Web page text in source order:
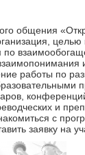
общения
целью
работы по
и
с
заявку на